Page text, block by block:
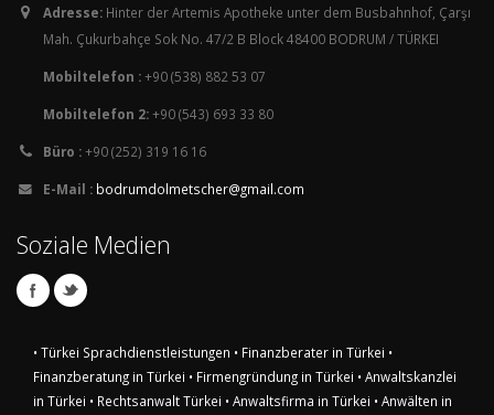
Adresse: Hinter der Artemis Apotheke unter dem Busbahnhof, Çarşı
Mah. Çukurbahçe Sok No. 47/2 B Block 48400 BODRUM / TÜRKEI
Mobiltelefon :+90 (538) 882 53 07
Mobiltelefon 2:+90 (543) 693 33 80
Büro :+90 (252) 319 16 16
E-Mail : bodrumdolmetscher@gmail.com
Soziale Medien
• Türkei Sprachdienstleistungen • Finanzberater in Türkei •
Finanzberatung in Türkei • Firmengründung in Türkei • Anwaltskanzlei
in Türkei • Rechtsanwalt Türkei • Anwaltsfirma in Türkei • Anwälten in